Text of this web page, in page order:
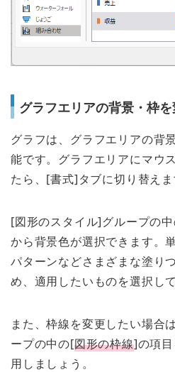
グラフエリアの背景・枠
グラフは、グラフエリアの背
能です。グラフエリアにマウ
たら、[書式]タブに切り替えま
[図形のスタイル]グループの
から背景色が選択できます。
パターンなどさまざまな塗り
め、適用したいものを選択し
また、枠線を変更したい場合
ープの中の[図形の枠線]の項
用しましょう。